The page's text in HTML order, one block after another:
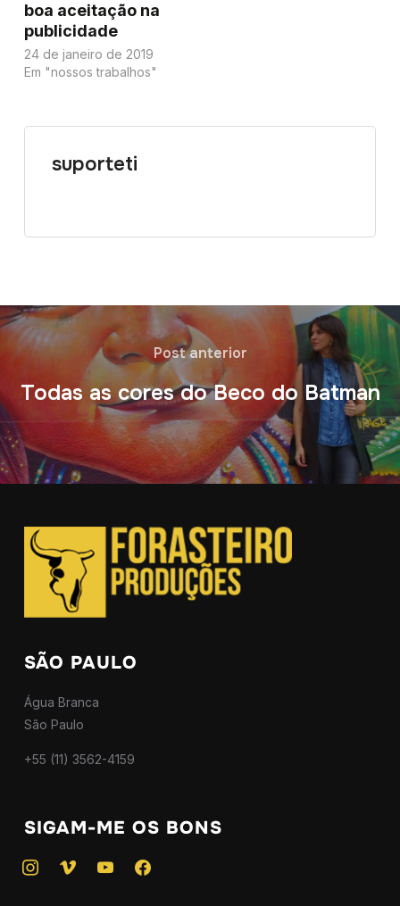
boa aceitação na
publicidade
24 de janeiro de 2019
Em "nossos trabalhos"
suporteti
Post anterior
Todas as cores do Beco do Batman
SÃO PAULO
Água Branca
São Paulo
+55 (11) 3562-4159
SIGAM-ME OS BONS
instagramvimeo youtubefacebook